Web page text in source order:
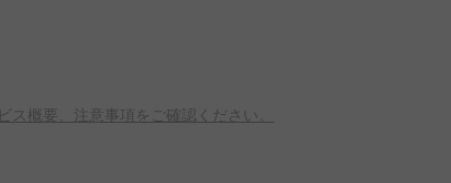
概要、注意事項をご確認ください。